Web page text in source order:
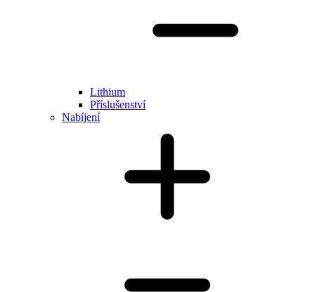
Lithium
Příslušenství
Nabíjení